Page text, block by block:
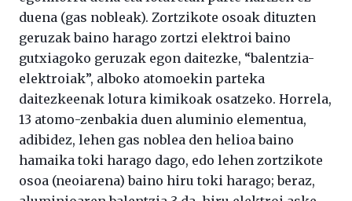
duena (gas nobleak). Zortzikote osoak dituzten
geruzak baino harago zortzi elektroi baino
gutxiagoko geruzak egon daitezke, “balentzia-
elektroiak”, alboko atomoekin parteka
daitezkeenak lotura kimikoak osatzeko. Horrela,
13 atomo-zenbakia duen aluminio elementua,
adibidez, lehen gas noblea den helioa baino
hamaika toki harago dago, edo lehen zortzikote
osoa (neoiarena) baino hiru toki harago; beraz,